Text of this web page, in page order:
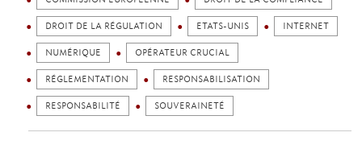
DROIT DE LA RÉGULATION ETATS-UNIS INTERNET
NUMÉRIQUE OPÉRATEUR CRUCIAL
RÉGLEMENTATION RESPONSABILISATION
RESPONSABILITÉ SOUVERAINETÉ